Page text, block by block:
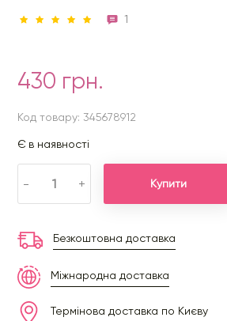
1
430 грн.
Код товару: 345678912
Є в наявності
- + Купити
Безкоштовна доставка
Міжнародна доставка
Термінова доставка по Києву